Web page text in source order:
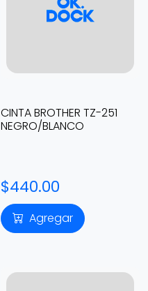
CINTA BROTHER TZ-251
NEGRO/BLANCO
$440.00
Agregar